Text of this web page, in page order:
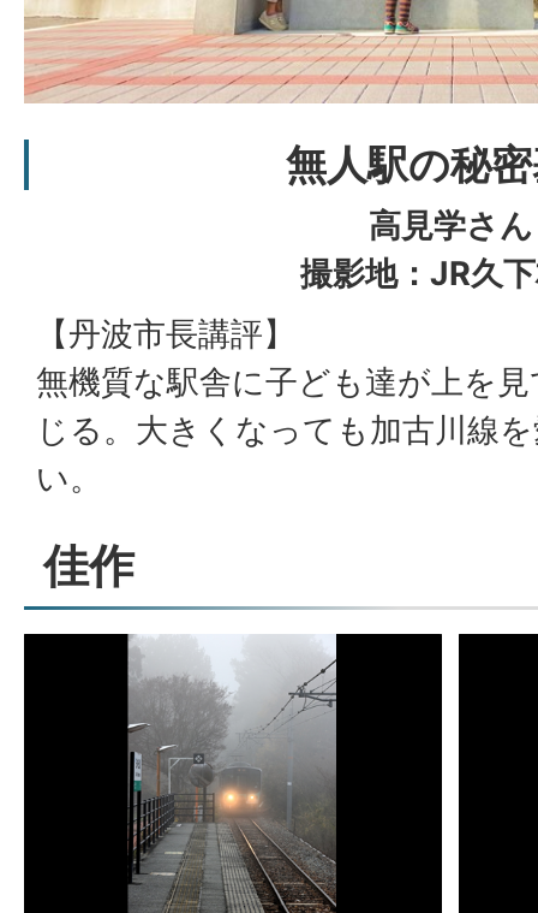
無人駅の秘
高見学さん
撮影地：JR久
【丹波市長講評】
無機質な駅舎に子ども達が上を
じる。大きくなっても加古川線
い。
佳作